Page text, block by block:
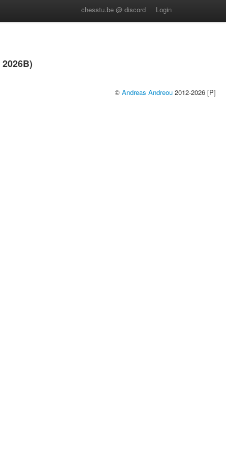
chesstu.be @ discord Login
© Andreas Andreou 2012-2026 [P]